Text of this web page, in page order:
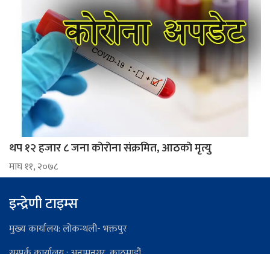
थप १२ हजार ८ जना काेराेना संक्रमित, आठकाे मृत्यु
माघ ११, २०७८
इन्द्रेणी टाइम्स
मुख्य कार्यालय: लोकन्थली- भक्तपुर